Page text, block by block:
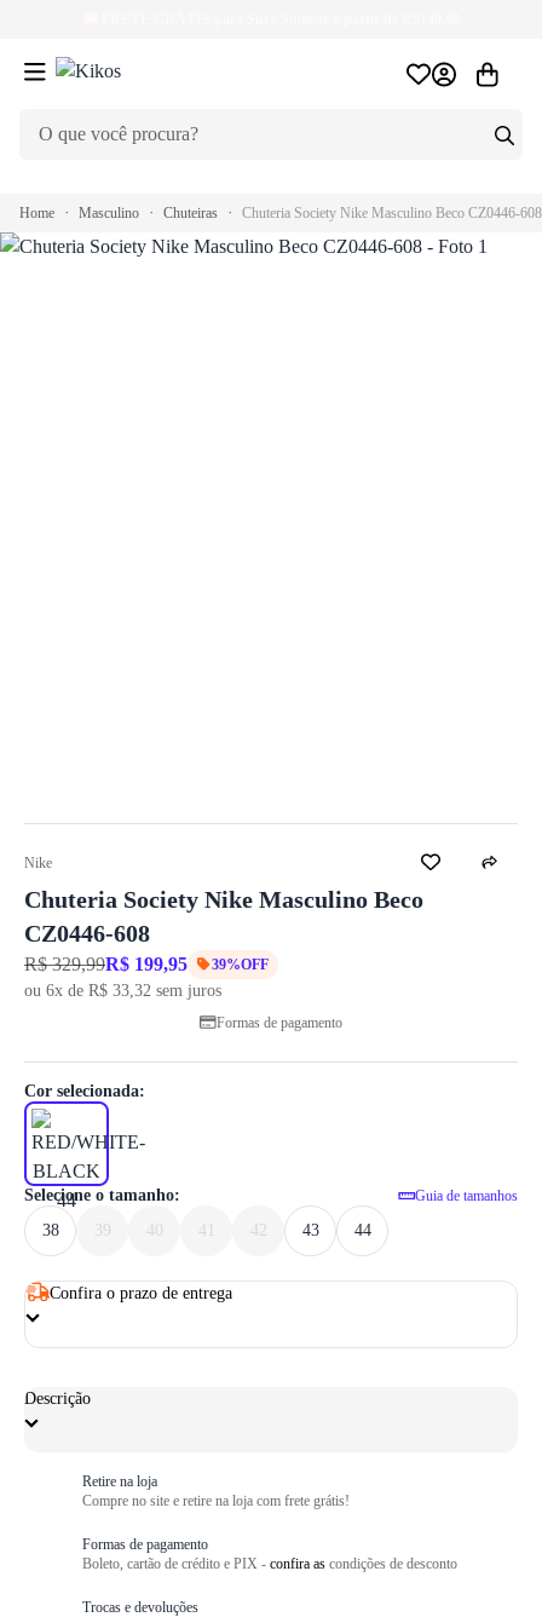
Home Masculino Chuteiras Chuteria Society Nike Masculino Beco CZ0446-608
1/ 6
Nike
Chuteria Society Nike Masculino Beco
CZ0446-608
R$ 329,99R$ 199,95 39%OFF
ou 6x de R$ 33,32 sem juros
Formas de pagamento
Selecione o tamanho: Guia de tamanhos
38 39 40 41 42 43 44
Cor selecionada:
Confira o prazo de entrega
Descrição
Retire na loja
Compre no site e retire na loja com frete grátis!
Formas de pagamento
Boleto, cartão de crédito e PIX - confira as condições de desconto
Trocas e devoluções